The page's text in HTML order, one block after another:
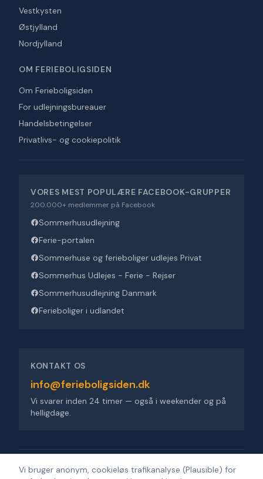
Vestkysten
Østjylland
Nordjylland
OM FERIEBOLIGSIDEN
Om Ferieboligsiden
For udlejningsbureauer
Handelsbetingelser
Privatlivs- og cookiepolitik
VORES MEST POPULÆRE FACEBOOK-GRUPPER
200.000+ medlemmer på Facebook
Sommerhusudlejning
Ferie-portalen
Sommerhuse og ferieboliger udlejes Privat
Sommerhus Udlejes - Ferie - Rejser
Sommerhusudlejning Danmark
Ferieboliger i udlandet
KONTAKT OS
info@ferieboligsiden.dk
Vi svarer inden 24 timer — også i weekender og på
helligdage.
Ferieboligsiden ApS·Trigevej 9, 8382 Hinnerup ·CVR 36909676
Vi bruger anonym, cookieløs trafikanalyse (Plausible) for